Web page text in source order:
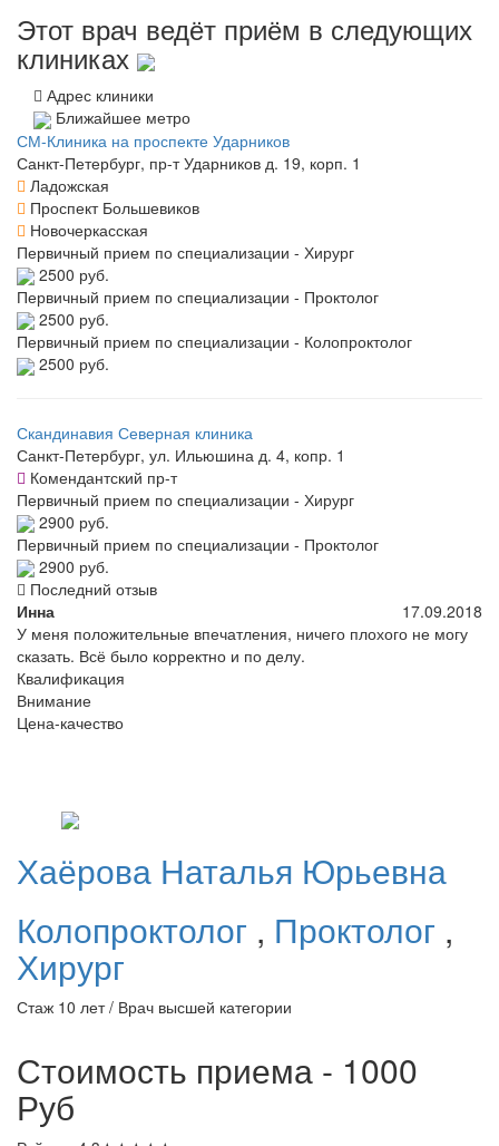
Этот врач ведёт приём в следующих
клиниках
Адрес клиники
Ближайшее метро
СМ-Клиника на проспекте Ударников
Санкт-Петербург, пр-т Ударников д. 19, корп. 1
Ладожская
Проспект Большевиков
Новочеркасская
Первичный прием по специализации - Хирург
2500 руб.
Первичный прием по специализации - Проктолог
2500 руб.
Первичный прием по специализации - Колопроктолог
2500 руб.
Скандинавия Северная клиника
Санкт-Петербург, ул. Ильюшина д. 4, копр. 1
Комендантский пр-т
Первичный прием по специализации - Хирург
2900 руб.
Первичный прием по специализации - Проктолог
2900 руб.
Последний отзыв
Инна
17.09.2018
У меня положительные впечатления, ничего плохого не могу
сказать. Всё было корректно и по делу.
Квалификация
Внимание
Цена-качество
Хаёрова Наталья Юрьевна
Колопроктолог , Проктолог ,
Хирург
Стаж 10 лет / Врач высшей категории
Стоимость приема - 1000
Руб